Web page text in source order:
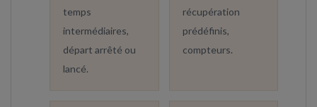
temps
intermédiaires,
départ arrêté ou
lancé.
récupération
prédéfinis,
compteurs.